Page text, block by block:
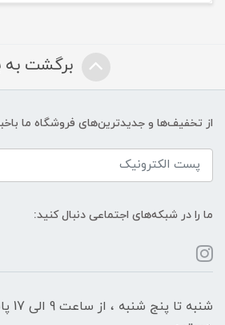
برگشت به
از تخفیف‌ها و جدیدترین‌های فروشگاه ما
ما را در شبکه‌های اجتماعی دنبال کنید: